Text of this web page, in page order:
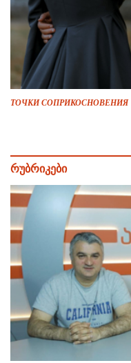
ТОЧКИ СОПРИКОСНОВЕНИЯ
რუბრიკები